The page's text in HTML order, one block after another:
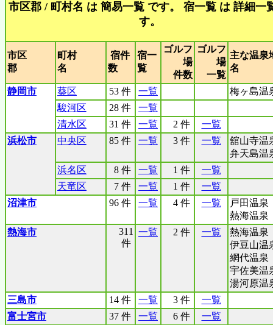
市区郡 / 町村名 は 簡易一覧 です。 宿一覧 は 詳細一
す。
市区
郡
町村
名
宿件
数
宿一
覧
ゴルフ
場
件数
ゴルフ
場
一覧
主な温泉
名
静岡市 葵区 53 件 一覧
梅ヶ島温
駿河区
28 件
一覧
清水区
31 件 一覧 2 件
一覧
浜松市
中央区 85 件 一覧 3 件 一覧
舘山寺温
弁天島温
浜名区
8 件 一覧 1 件
一覧
天竜区
7 件 一覧 1 件
一覧
沼津市
96 件 一覧 4 件 一覧
戸田温泉
熱海温泉
熱海市
311
件
一覧 2 件 一覧
熱海温泉
伊豆山温
網代温泉
宇佐美温
湯河原温
三島市
14 件 一覧 3 件
一覧
富士宮市
37 件 一覧 6 件 一覧